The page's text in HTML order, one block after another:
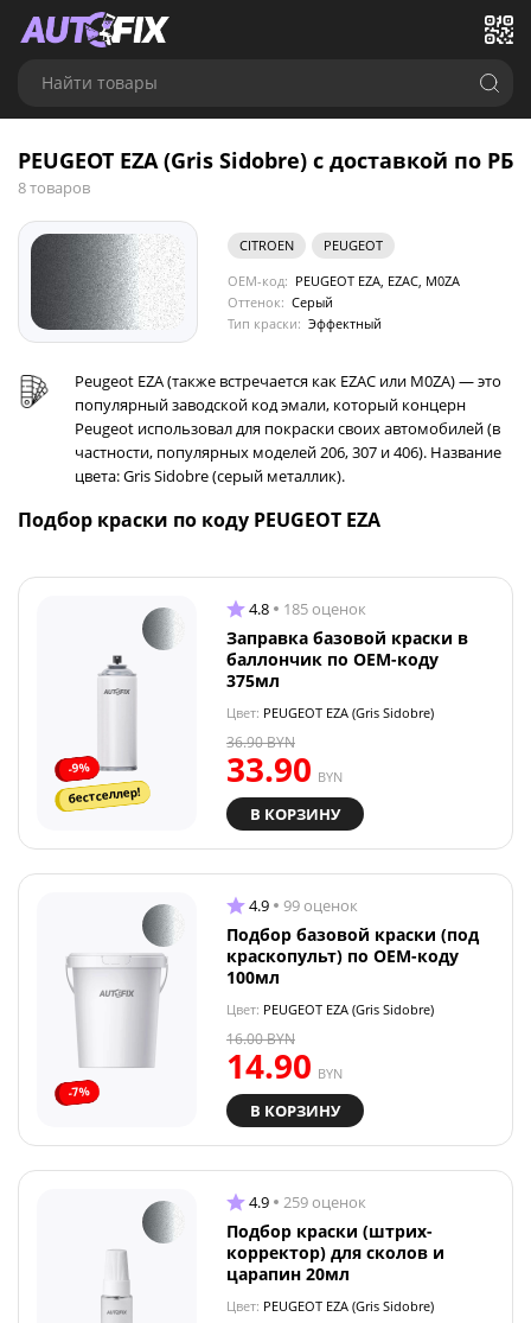
Найти товары
PEUGEOT EZA (Gris Sidobre) с доставкой по РБ
8 товаров
CITROEN
PEUGEOT
OEM-код: PEUGEOT EZA, EZAC, M0ZA
Оттенок: Серый
Тип краски: Эффектный
Peugeot EZA (также встречается как EZAC или M0ZA) — это
популярный заводской код эмали, который концерн
Peugeot использовал для покраски своих автомобилей (в
частности, популярных моделей 206, 307 и 406). Название
цвета: Gris Sidobre (серый металлик).
Подбор краски по коду PEUGEOT EZA
-9%
бестселлер!
4.8 185 оценок
Заправка базовой краски в
баллончик по OEM-коду
375мл
Цвет: PEUGEOT EZA (Gris Sidobre)
33.90 BYN
36.90BYN
В КОРЗИНУ
-7%
4.9 99 оценок
Подбор базовой краски (под
краскопульт) по OEM-коду
100мл
Цвет: PEUGEOT EZA (Gris Sidobre)
14.90 BYN
16.00BYN
В КОРЗИНУ
4.9 259 оценок
Подбор краски (штрих-
корректор) для сколов и
царапин 20мл
Цвет: PEUGEOT EZA (Gris Sidobre)